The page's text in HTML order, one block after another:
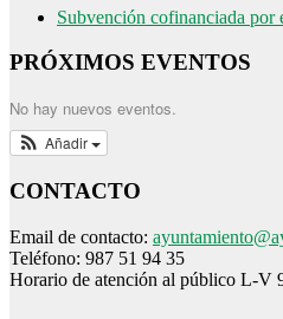
Subvención cofinanciada por
PRÓXIMOS EVENTOS
No hay nuevos eventos.
Añadir
CONTACTO
Email de contacto:
Teléfono: 987 51 94 35
Horario de atención al público L-V